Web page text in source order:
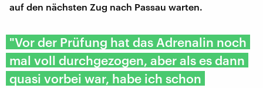
auf den nächsten Zug nach Passau warten.
"Vor der Prüfung hat das Adrenalin noch
mal voll durchgezogen, aber als es dann
quasi vorbei war, habe ich schon